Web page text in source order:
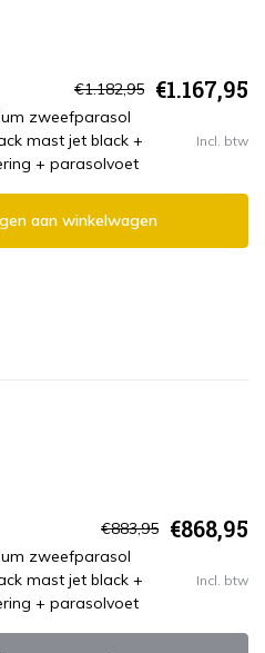
€1.182,95 €1.167,95
zweefparasol
mast jet black +
+ parasolvoet
Incl. btw
aan winkelwagen
€883,95 €868,95
zweefparasol
mast jet black +
+ parasolvoet
Incl. btw